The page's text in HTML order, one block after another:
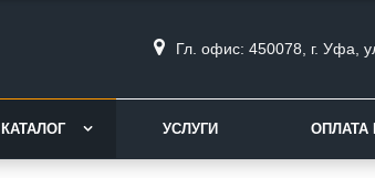
Гл. офис: 450078, г. Уфа,
КАТАЛОГ УСЛУГИ ОПЛАТА